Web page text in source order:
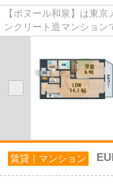
【ボヌール和泉】は東
ンクリート造マンションです。 現在の空室確認は電話またはメー
賃貸｜マンション